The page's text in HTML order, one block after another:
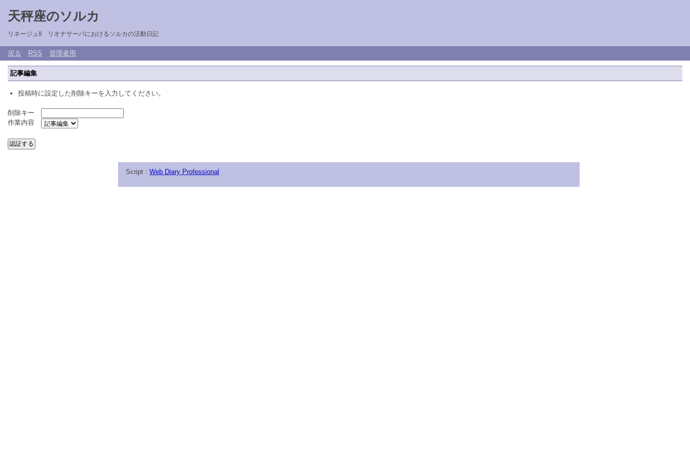
天秤座のソルカ
リネージュII リオナサーバにおけるソルカの活動日記
戻る RSS 管理者用
記事編集
投稿時に設定した削除キーを入力してください。
削除キー
作業内容
Script : Web Diary Professional